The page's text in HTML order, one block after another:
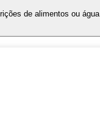
de alimentos ou água